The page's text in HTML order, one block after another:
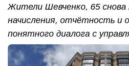
Жители Шевченко, 65
начисления, отчётность и
понятного диалога с